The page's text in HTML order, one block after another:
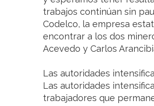
trabajos continúan sin
Codelco, la empresa
encontrar a los dos
Acevedo y Carlos
Las autoridades
Las autoridades
trabajadores que